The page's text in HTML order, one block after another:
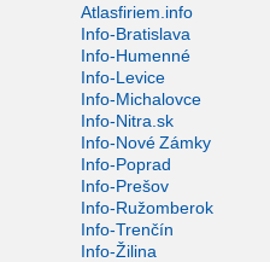
Atlasfiriem.info
Info-Bratislava
Info-Humenné
Info-Levice
Info-Michalovce
Info-Nitra.sk
Info-Nové Zámky
Info-Poprad
Info-Prešov
Info-Ružomberok
Info-Trenčín
Info-Žilina